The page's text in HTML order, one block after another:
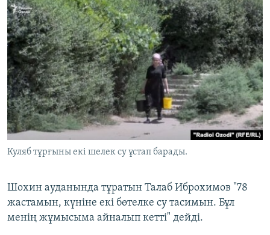
Куляб тұрғыны екі шелек су ұстап барады.
Шохин ауданында тұратын Талаб Иброхимов "78
жастамын, күніне екі бөтелке су тасимын. Бұл
менің жұмысыма айналып кетті" дейді.